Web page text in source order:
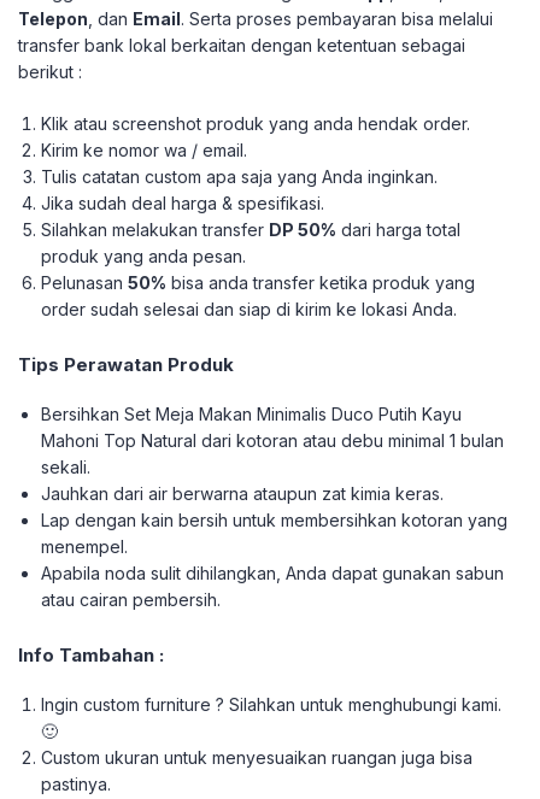
Telepon , dan Email. Serta proses pembayaran bisa melalui
transfer bank lokal berkaitan dengan ketentuan sebagai
berikut :
Klik atau screenshot produk yang anda hendak order.
Kirim ke nomor wa / email.
Tulis catatan custom apa saja yang Anda inginkan.
Jika sudah deal harga & spesifikasi.
Silahkan melakukan transfer DP 50% dari harga total
produk yang anda pesan.
Pelunasan50% bisa anda transfer ketika produk yang
order sudah selesai dan siap di kirim ke lokasi Anda.
Tips Perawatan Produk
Bersihkan Set Meja Makan Minimalis Duco Putih Kayu
Mahoni Top Natural dari kotoran atau debu minimal 1 bulan
sekali.
Jauhkan dari air berwarna ataupun zat kimia keras.
Lap dengan kain bersih untuk membersihkan kotoran yang
menempel.
Apabila noda sulit dihilangkan, Anda dapat gunakan sabun
atau cairan pembersih.
Info Tambahan :
Ingin custom furniture ? Silahkan untuk menghubungi kami.
🙂
Custom ukuran untuk menyesuaikan ruangan juga bisa
pastinya.